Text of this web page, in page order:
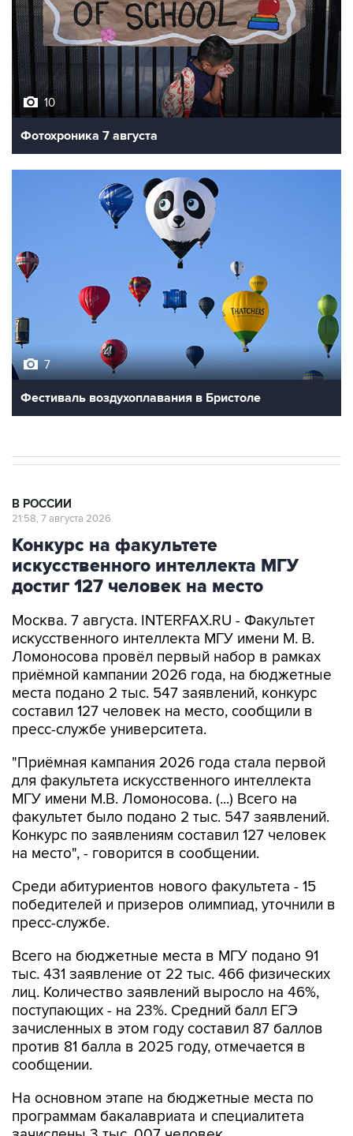
10
Фотохроника 7 августа
7
Фестиваль воздухоплавания в Бристоле
В РОССИИ
21:58, 7 августа 2026
Конкурс на факультете
искусственного интеллекта МГУ
достиг 127 человек на место
Москва. 7 августа. INTERFAX.RU - Факультет
искусственного интеллекта МГУ имени М. В.
Ломоносова провёл первый набор в рамках
приёмной кампании 2026 года, на бюджетные
места подано 2 тыс. 547 заявлений, конкурс
составил 127 человек на место, сообщили в
пресс-службе университета.
"Приёмная кампания 2026 года стала первой
для факультета искусственного интеллекта
МГУ имени М.В. Ломоносова. (...) Всего на
факультет было подано 2 тыс. 547 заявлений.
Конкурс по заявлениям составил 127 человек
на место", - говорится в сообщении.
Среди абитуриентов нового факультета - 15
победителей и призеров олимпиад, уточнили в
пресс-службе.
Всего на бюджетные места в МГУ подано 91
тыс. 431 заявление от 22 тыс. 466 физических
лиц. Количество заявлений выросло на 46%,
поступающих - на 23%. Средний балл ЕГЭ
зачисленных в этом году составил 87 баллов
против 81 балла в 2025 году, отмечается в
сообщении.
На основном этапе на бюджетные места по
программам бакалавриата и специалитета